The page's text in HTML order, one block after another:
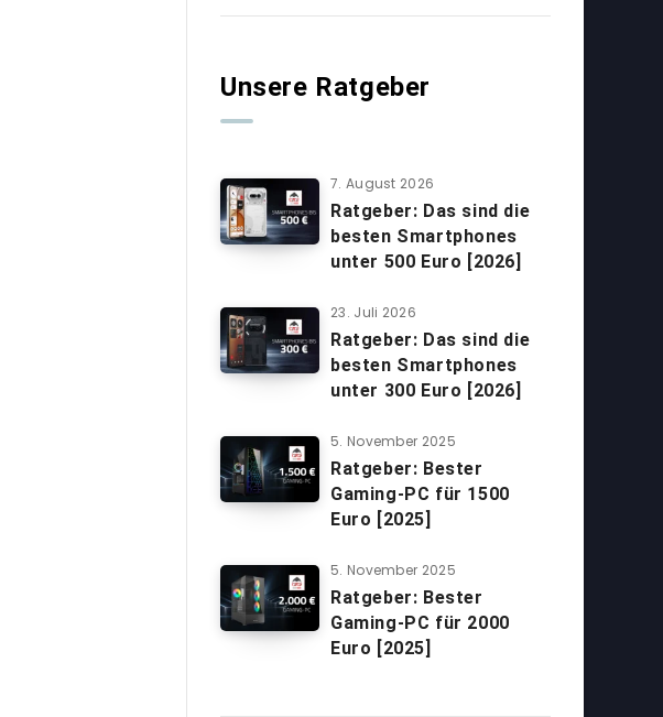
Unsere Ratgeber
7. August 2026
Ratgeber: Das sind die
besten Smartphones
unter 500 Euro [2026]
23. Juli 2026
Ratgeber: Das sind die
besten Smartphones
unter 300 Euro [2026]
5. November 2025
Ratgeber: Bester
Gaming-PC für 1500
Euro [2025]
5. November 2025
Ratgeber: Bester
Gaming-PC für 2000
Euro [2025]